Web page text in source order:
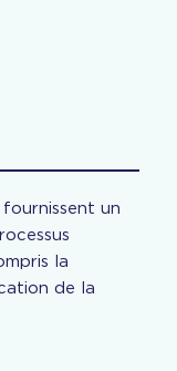
un
la
de la